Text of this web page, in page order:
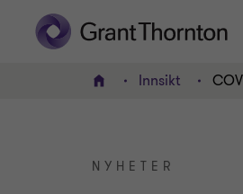
HJEM Innsikt
NYHETER